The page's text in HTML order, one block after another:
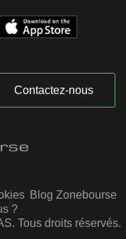
Contactez-nous
Blog Zonebourse
?
Tous droits réservés.